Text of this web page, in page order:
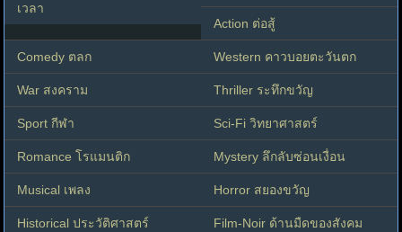
เวลา
Action ต่อสู้
Comedy ตลก Western คาวบอยตะวันตก
War สงคราม Thriller ระทึกขวัญ
Sport กีฬา Sci-Fi วิทยาศาสตร์
Romance โรแมนติก Mystery ลึกลับซ่อนเงื่อน
Musical เพลง Horror สยองขวัญ
Historical ประวัติศาสตร์ Film-Noir ด้านมืดของสังคม